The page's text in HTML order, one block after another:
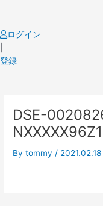
content
ログイン
登録
DSE-
Bytommy / 2021.02.18
navigation